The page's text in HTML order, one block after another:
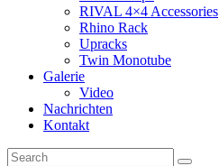
RIVAL 4×4 Accessories
Rhino Rack
Upracks
Twin Monotube
Galerie
Video
Nachrichten
Kontakt